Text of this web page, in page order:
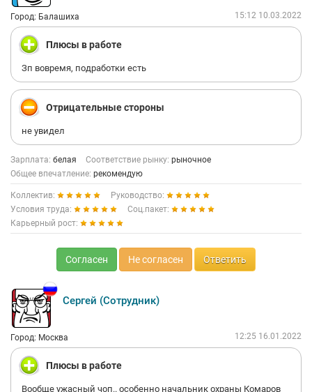
Город: Балашиха 15:12 10.03.2022
Плюсы в работе
Зп вовремя, подработки есть
Отрицательные стороны
не увидел
Зарплата: белая Соответствие рынку: рыночное
Общее впечатление: рекомендую
Коллектив:
Руководство:
Условия труда:
Соц.пакет:
Карьерный рост:
Согласен Не согласен Ответить
Сергей (Сотрудник)
Город: Москва 12:25 16.01.2022
Плюсы в работе
Вообще ужасный чоп.. особенно начальник охраны Комаров